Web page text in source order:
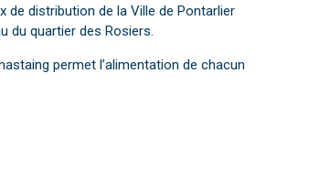
distribution de la Ville de Pontarlier
du quartier des Rosiers.
permet l’alimentation de chacun